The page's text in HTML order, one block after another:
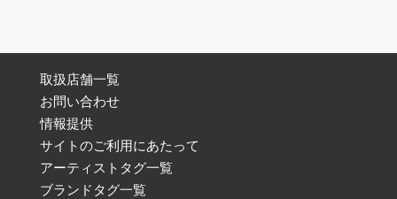
取扱店舗一覧
お問い合わせ
情報提供
サイトのご利用にあたって
アーティストタグ一覧
ブランドタグ一覧